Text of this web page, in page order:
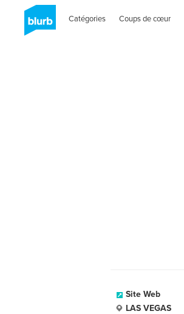
Catégories Coups de cœur
Site Web
LAS VEGAS